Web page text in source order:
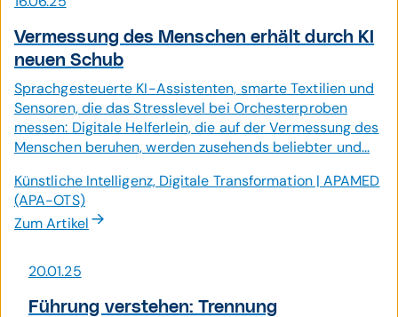
Vermes­sung des Menschen erhält durch KI
neuen Schub
Sprachgesteuerte KI-Assistenten, smarte Textilien und
Sensoren, die das Stresslevel bei Orchesterproben
messen: Digitale Helferlein, die auf der Vermessung des
Menschen beruhen, werden zusehends beliebter und...
Künstliche Intelligenz, Digitale Transformation | APAMED
(APA-OTS)
Zum Artikel
20.01.25
Führung verstehen: Trennung